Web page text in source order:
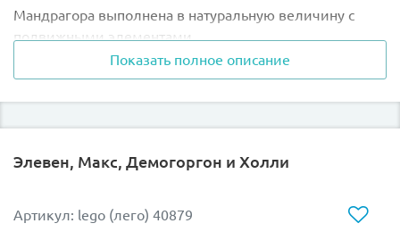
Мандрагора выполнена в натуральную величину с
подвижными элементами.
Вы можете расставить листья, вытащить растение из
27 см.
Показать полное описание
Элевен, Макс, Демогоргон и Холли
Артикул: lego (лего) 40879